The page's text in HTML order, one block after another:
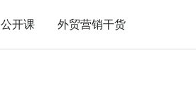
公开课 外贸营销干货